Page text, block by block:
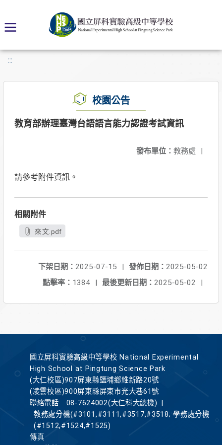
:::
校園公告
教育部辦理臺灣台語語言能力認證考試資訊
發布單位： 教務處 |
請參考附件資訊。
相關附件
來文.pdf
發佈日期： 2025-05-02
下架日期： 2025-07-15
|
最後更新日期： 2025-05-02 |
點擊率： 1384 |
國立屏科實驗高級中等學校 National Experimental
High School at Pingtung Science Park
(大仁校區)907屏東縣鹽埔鄉維新路20號
(凌雲校區)900屏東縣屏東市光大巷61號
聯絡電話
08-7624002(大仁科大總機)
教務處分機(#3101,#3111,#3517,#3518; 學務處分機
(#1512,#1524,#1525)
傳真